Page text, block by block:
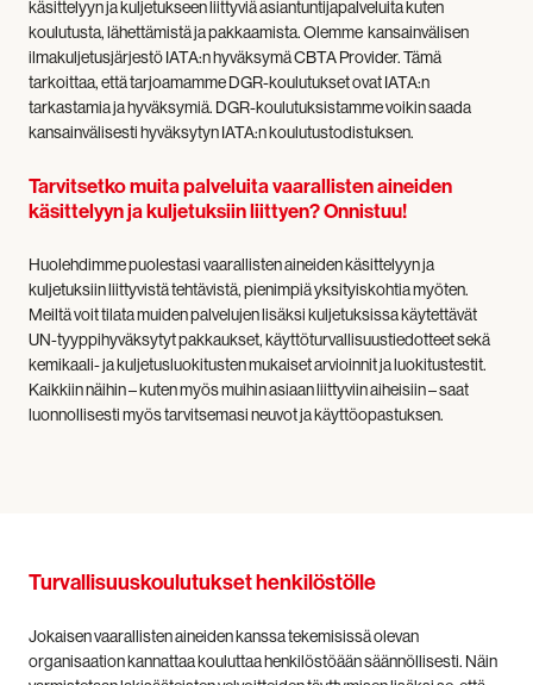
käsittelyyn ja kuljetukseen liittyviä asiantuntijapalveluita kuten
koulutusta, lähettämistä ja pakkaamista. Olemme kansainvälisen
ilmakuljetusjärjestö IATA:n hyväksymä CBTA Provider. Tämä
tarkoittaa, että tarjoamamme DGR-koulutukset ovat IATA:n
tarkastamia ja hyväksymiä. DGR-koulutuksistamme voikin saada
kansainvälisesti hyväksytyn IATA:n koulutustodistuksen.
Tarvitsetko muita palveluita vaarallisten aineiden
käsittelyyn ja kuljetuksiin liittyen? Onnistuu!
Huolehdimme puolestasi vaarallisten aineiden käsittelyyn ja
kuljetuksiin liittyvistä tehtävistä, pienimpiä yksityiskohtia myöten.
Meiltä voit tilata muiden palvelujen lisäksi kuljetuksissa käytettävät
UN-tyyppihyväksytyt pakkaukset, käyttöturvallisuustiedotteet sekä
kemikaali- ja kuljetusluokitusten mukaiset arvioinnit ja luokitustestit.
Kaikkiin näihin – kuten myös muihin asiaan liittyviin aiheisiin – saat
luonnollisesti myös tarvitsemasi neuvot ja käyttöopastuksen.
Turvallisuuskoulutukset henkilöstölle
Jokaisen vaarallisten aineiden kanssa tekemisissä olevan
organisaation kannattaa kouluttaa henkilöstöään säännöllisesti. Näin